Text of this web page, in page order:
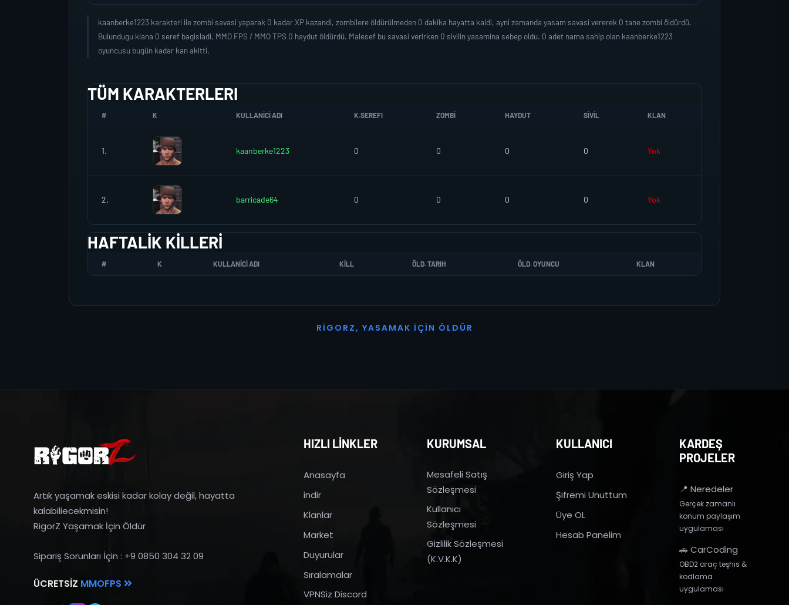
kaanberke1223 karakteri ile zombi savasi yaparak 0 kadar XP kazandi, zombilere öldürülmeden 0 dakika hayatta kaldi, ayni zamanda yasam savasi vererek 0 tane zombi öldürdü.
Bulundugu klana 0 seref bagisladi, MMO FPS / MMO TPS 0 haydut öldürdü. Malesef bu savasi verirken 0 sivilin yasamina sebep oldu. 0 adet nama sahip olan kaanberke1223
oyuncusu bugün kadar kan akitti.
TÜM KARAKTERLERI
# K KULLANICI ADI K.SEREFI ZOMBI HAYDUT SIVIL KLAN
1. kaanberke1223 0 0 0 0 Yok
2. barricade64 0 0 0 0 Yok
HAFTALIK KILLERI
# K KULLANICI ADI KILL ÖLD. TARIH ÖLD. OYUNCU KLAN
R I G O R Z, YASAMAK İ ÇI N Ö L D Ü R
Artık yaşamak eskisi kadar kolay değil, hayatta
kalabiliecekmisin!
RigorZ Yaşamak İçin Öldür
Sipariş Sorunları İçin : +9 0850 304 32 09
ÜCRETSIZ MMOFPS
HIZLI LİNKLER
Anasayfa
indir
Klanlar
Market
Duyurular
Sıralamalar
VPNSiz Discord
KURUMSAL
Mesafeli Satış
Sözleşmesi
Kullanıcı
Sözleşmesi
Gizlilik Sözleşmesi
(K.V.K.K)
KULLANICI
Giriş Yap
Şifremi Unuttum
Üye OL
Hesab Panelim
KARDEŞ
PROJELER
📍 Neredeler
Gerçek zamanlı
konum paylaşım
uygulaması
🚗 CarCoding
OBD2 araç teşhis &
kodlama
uygulaması